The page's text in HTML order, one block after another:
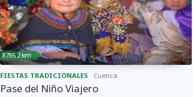
8786.2 km
FIESTAS TRADICIONALES Cuenca
Pase del Niño Viajero